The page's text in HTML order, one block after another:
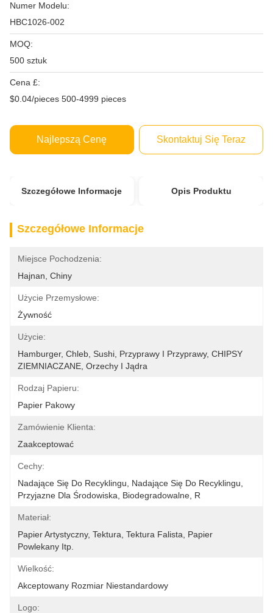
Numer Modelu:
HBC1026-002
MOQ:
500 sztuk
Cena £:
$0.04/pieces 500-4999 pieces
Najlepszą Cenę Skontaktuj Się Teraz
Szczegółowe Informacje Opis Produktu
Szczegółowe Informacje
Miejsce Pochodzenia:
Hajnan, Chiny
Użycie Przemysłowe:
Żywność
Użycie:
Hamburger, Chleb, Sushi, Przyprawy I Przyprawy, CHIPSY
ZIEMNIACZANE, Orzechy I Jądra
Rodzaj Papieru:
Papier Pakowy
Zamówienie Klienta:
Zaakceptować
Cechy:
Nadające Się Do Recyklingu, Nadające Się Do Recyklingu,
Przyjazne Dla Środowiska, Biodegradowalne, R
Materiał:
Papier Artystyczny, Tektura, Tektura Falista, Papier
Powlekany Itp.
Wielkość:
Akceptowany Rozmiar Niestandardowy
Logo: